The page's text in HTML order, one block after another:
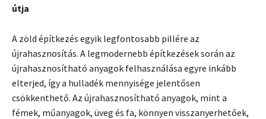
útja
A zöld építkezés egyik legfontosabb pillére az
újrahasznosítás. A legmodernebb építkezések során az
újrahasznosítható anyagok felhasználása egyre inkább
elterjed, így a hulladék mennyisége jelentősen
csökkenthető. Az újrahasznosítható anyagok, mint a
fémek, műanyagok, üveg és fa, könnyen visszanyerhetőek,